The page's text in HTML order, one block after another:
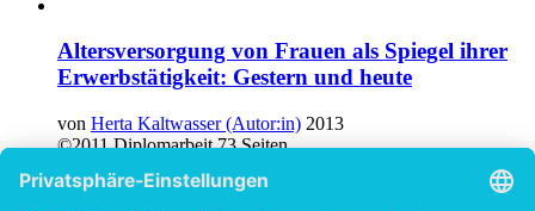
Altersversorgung von Frauen als Spiegel ihrer
Erwerbstätigkeit: Gestern und heute
von Herta Kaltwasser (Autor:in) 2013
©2011 Diplomarbeit 73 Seiten
Hilfe/FAQ